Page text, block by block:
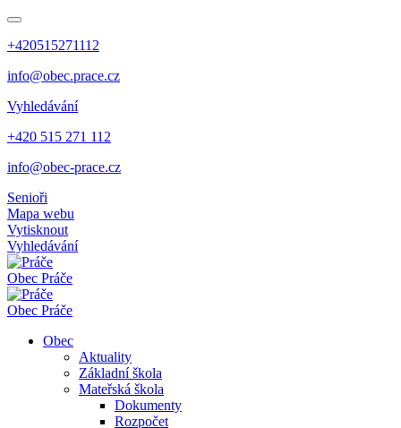
+420515271112
info@obec.prace.cz
Vyhledávání
+420 515 271 112
info@obec-prace.cz
Senioři
Mapa webu
Vytisknout
Vyhledávání
Obec Práče
Obec Práče
Obec
Aktuality
Základní škola
Mateřská škola
Dokumenty
Rozpočet